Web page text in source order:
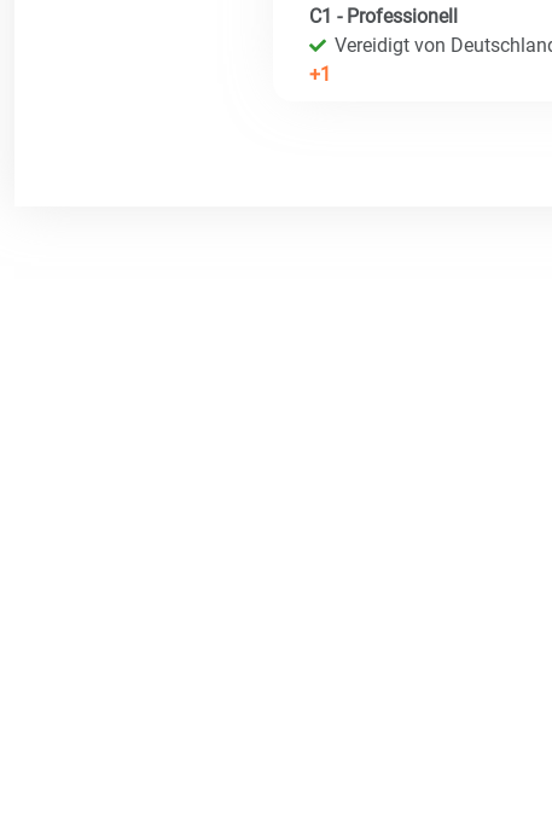
C1 - Professionell
Vereidigt von
+1